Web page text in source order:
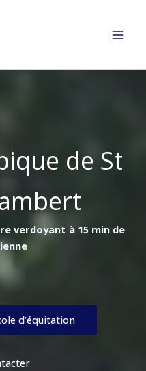
de St
verdoyant à 15 min de
d’équitation